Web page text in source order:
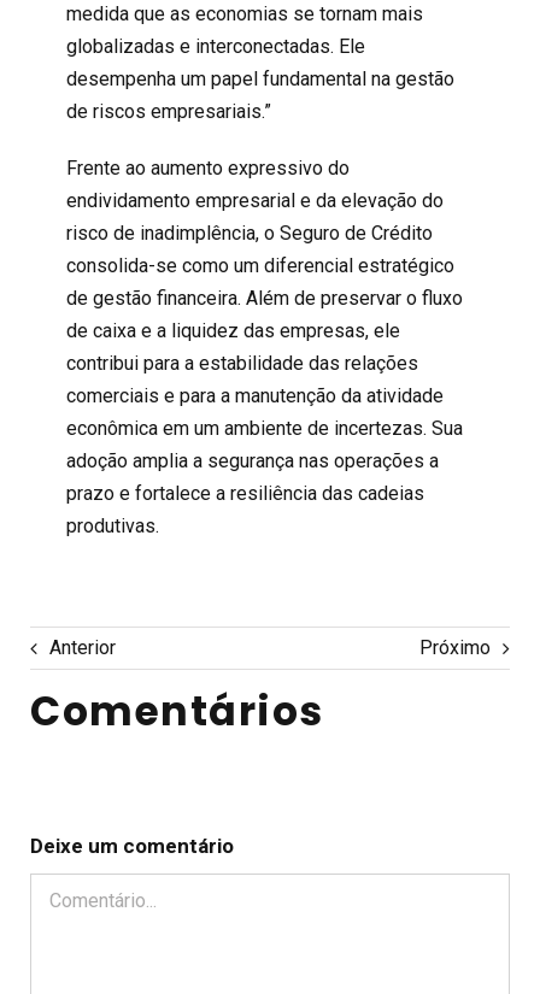
medida que as economias se tornam mais
globalizadas e interconectadas. Ele
desempenha um papel fundamental na gestão
de riscos empresariais.”
Frente ao aumento expressivo do
endividamento empresarial e da elevação do
risco de inadimplência, o Seguro de Crédito
consolida-se como um diferencial estratégico
de gestão financeira. Além de preservar o fluxo
de caixa e a liquidez das empresas, ele
contribui para a estabilidade das relações
comerciais e para a manutenção da atividade
econômica em um ambiente de incertezas. Sua
adoção amplia a segurança nas operações a
prazo e fortalece a resiliência das cadeias
produtivas.
Anterior Próximo
Comentários
Deixe um comentário
Comentário